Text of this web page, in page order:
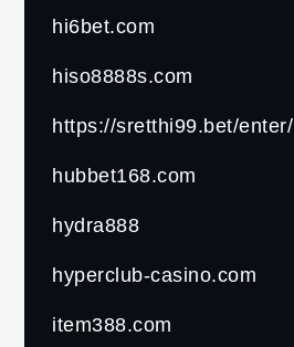
hi6bet.com
hiso8888s.com
https://sretthi99.bet/enter/
hubbet168.com
hydra888
hyperclub-casino.com
item388.com